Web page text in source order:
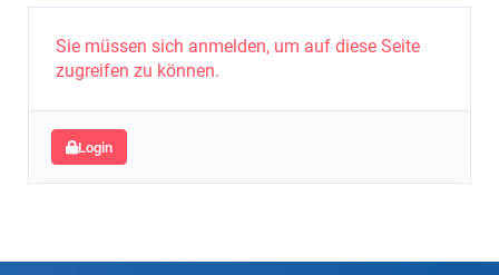
Sie müssen sich anmelden, um auf diese Seite
zugreifen zu können.
Login